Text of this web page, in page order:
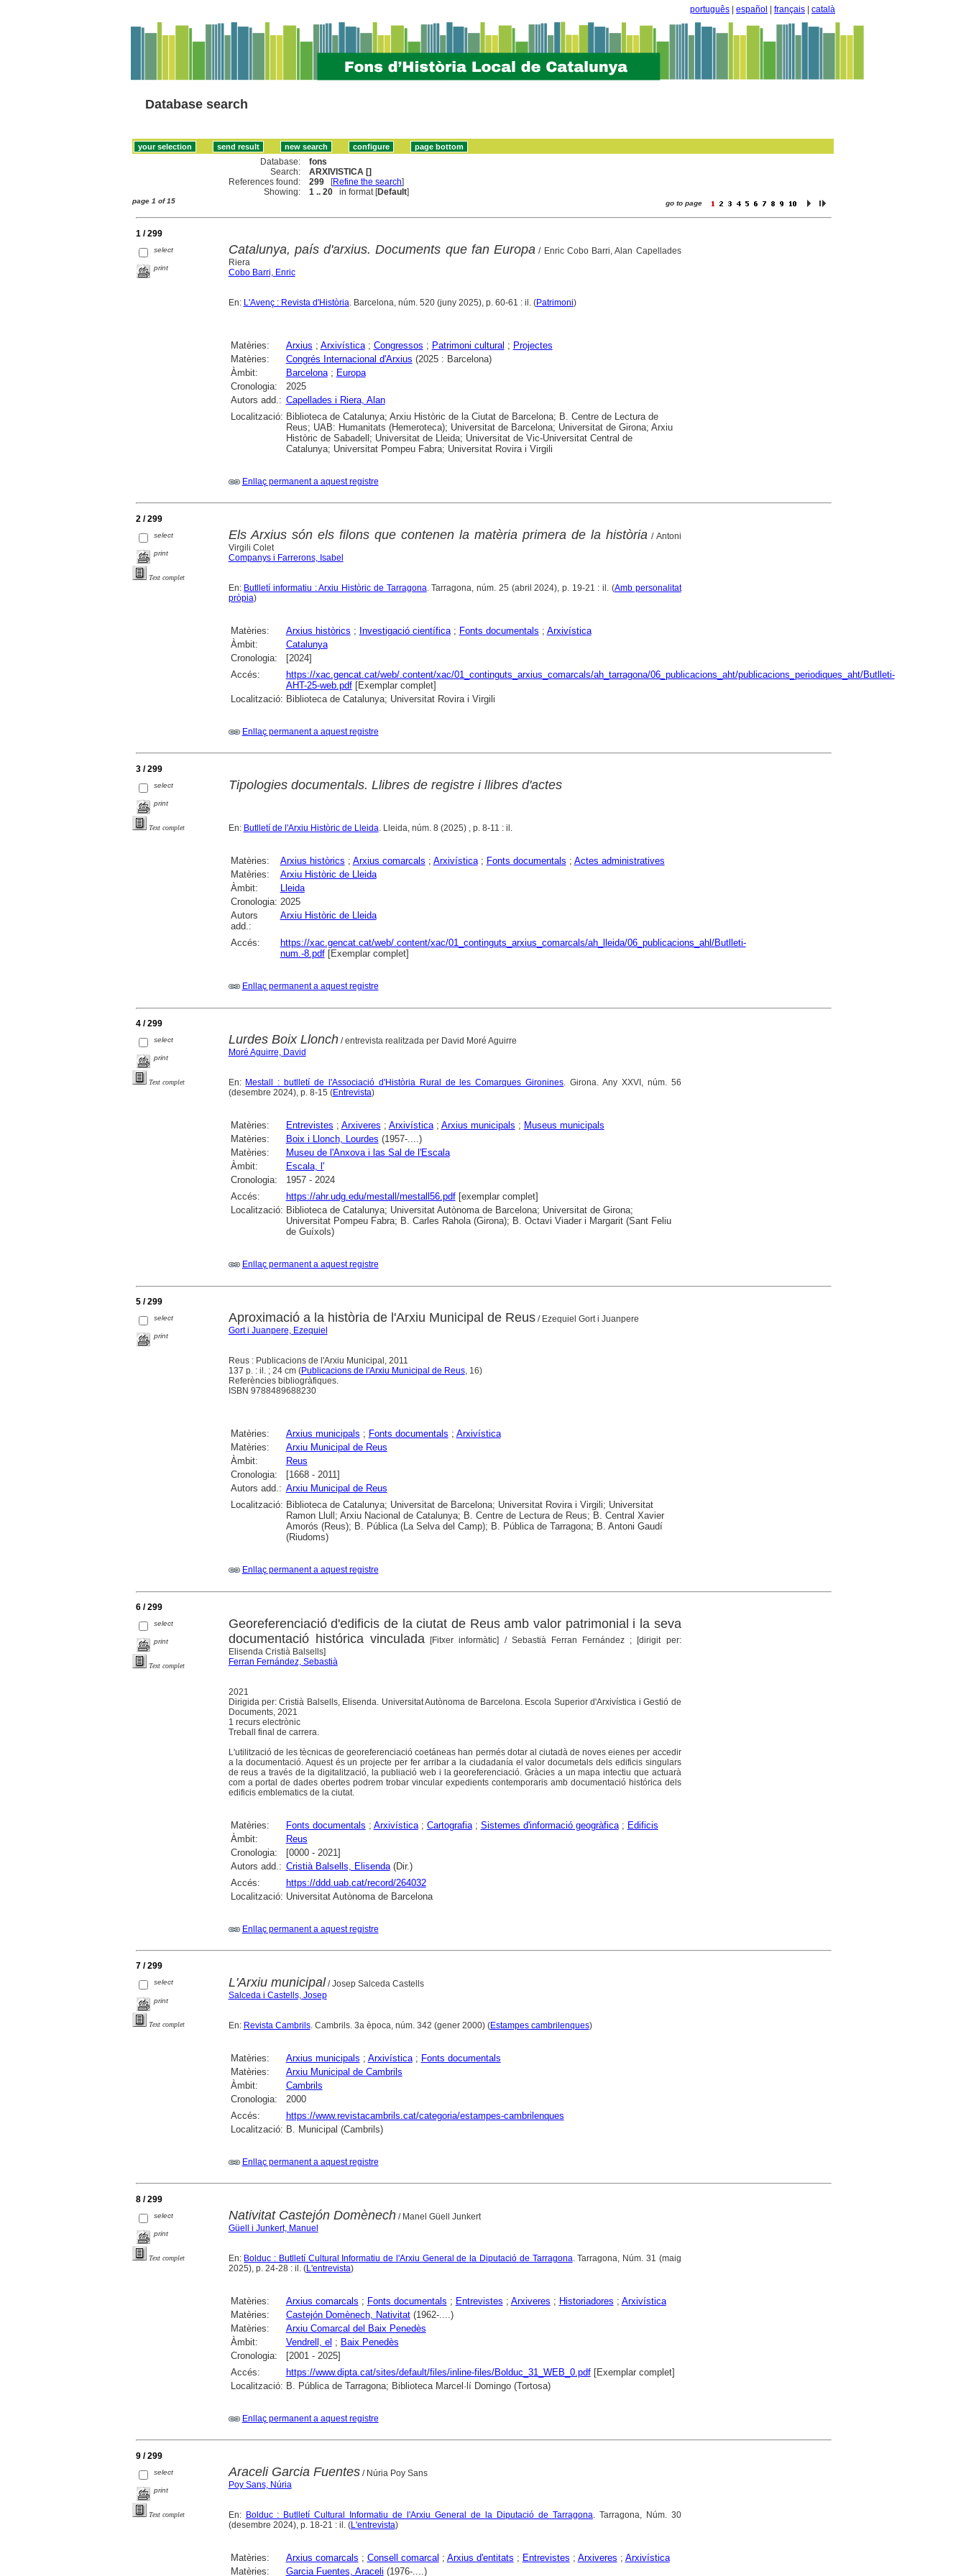
português español français català
Database search
Database:
fons
Search:
ARXIVISTICA []
References found:
299 [Refine the search]
Showing:
1 .. 20 in format [Default]
page 1 of 15 go to page
1 / 299
select
print
Catalunya, país d'arxius. Documents que fan Europa / Enric Cobo Barri, Alan Capellades
Riera
Cobo Barri, Enric
En: L'Avenç : Revista d'Història. Barcelona, núm. 520 (juny 2025), p. 60-61 : il. (Patrimoni)
Matèries: Arxius ; Arxivística; Congressos ; Patrimoni cultural ; Projectes
Matèries:
Congrés Internacional d'Arxius (2025 : Barcelona)
Àmbit:
Barcelona; Europa
Cronologia:
2025
Autors add.: Capellades i Riera, Alan
Localització: Biblioteca de Catalunya; Arxiu Històric de la Ciutat de Barcelona; B. Centre de Lectura de
Reus; UAB: Humanitats (Hemeroteca); Universitat de Barcelona; Universitat de Girona; Arxiu
Històric de Sabadell; Universitat de Lleida; Universitat de Vic-Universitat Central de
Catalunya; Universitat Pompeu Fabra; Universitat Rovira i Virgili
Enllaç permanent a aquest registre
2 / 299
select
print
Text complet
Els Arxius són els filons que contenen la matèria primera de la història/ Antoni
Virgili Colet
Companys i Farrerons, Isabel
En: Butlletí informatiu : Arxiu Històric de Tarragona. Tarragona, núm. 25 (abril 2024), p. 19-21 : il. (Amb personalitat
pròpia)
Matèries: Arxius històrics ; Investigació científica; Fonts documentals ; Arxivística
Àmbit:
Catalunya
Cronologia:
[2024]
Accés:
https://xac.gencat.cat/web/.content/xac/01_continguts_arxius_comarcals/ah_tarragona/06_publicacions_aht/publicacions_periodiques_aht/Butlleti-
AHT-25-web.pdf[Exemplar complet]
Localització: Biblioteca de Catalunya; Universitat Rovira i Virgili
Enllaç permanent a aquest registre
3 / 299
select
print
Text complet
Tipologies documentals. Llibres de registre i llibres d'actes
En: Butlletí de l'Arxiu Històric de Lleida. Lleida, núm. 8 (2025) , p. 8-11 : il.
Matèries: Arxius històrics ; Arxius comarcals ; Arxivística; Fonts documentals ; Actes administratives
Matèries:
Arxiu Històric de Lleida
Àmbit:
Lleida
Cronologia: 2025
Autors
add.:
Arxiu Històric de Lleida
Accés:
https://xac.gencat.cat/web/.content/xac/01_continguts_arxius_comarcals/ah_lleida/06_publicacions_ahl/Butlleti-
num.-8.pdf[Exemplar complet]
Enllaç permanent a aquest registre
4 / 299
select
print
Text complet
Lurdes Boix Llonch/ entrevista realitzada per David Moré Aguirre
Moré Aguirre, David
En: Mestall : butlletí de l'Associació d'Història Rural de les Comarques Gironines. Girona. Any XXVI, núm. 56
(desembre 2024), p. 8-15 (Entrevista)
Matèries: Entrevistes ; Arxiveres ; Arxivística; Arxius municipals ; Museus municipals
Matèries:
Boix i Llonch, Lourdes (1957-....)
Matèries:
Museu de l'Anxova i las Sal de l'Escala
Àmbit:
Escala, l'
Cronologia:
1957 - 2024
Accés:
https://ahr.udg.edu/mestall/mestall56.pdf[exemplar complet]
Localització: Biblioteca de Catalunya; Universitat Autònoma de Barcelona; Universitat de Girona;
Universitat Pompeu Fabra; B. Carles Rahola (Girona); B. Octavi Viader i Margarit (Sant Feliu
de Guíxols)
Enllaç permanent a aquest registre
5 / 299
select
print
Aproximació a la història de l'Arxiu Municipal de Reus/ Ezequiel Gort i Juanpere
Gort i Juanpere, Ezequiel
Reus : Publicacions de l'Arxiu Municipal, 2011
137 p. : il. ; 24 cm (Publicacions de l'Arxiu Municipal de Reus, 16)
Referències bibliogràfiques.
ISBN 9788489688230
Matèries: Arxius municipals ; Fonts documentals ; Arxivística
Matèries:
Arxiu Municipal de Reus
Àmbit:
Reus
Cronologia:
[1668 - 2011]
Autors add.: Arxiu Municipal de Reus
Localització: Biblioteca de Catalunya; Universitat de Barcelona; Universitat Rovira i Virgili; Universitat
Ramon Llull; Arxiu Nacional de Catalunya; B. Centre de Lectura de Reus; B. Central Xavier
Amorós (Reus); B. Pública (La Selva del Camp); B. Pública de Tarragona; B. Antoni Gaudí
(Riudoms)
Enllaç permanent a aquest registre
6 / 299
select
print
Text complet
Georeferenciació d'edificis de la ciutat de Reus amb valor patrimonial i la seva
documentació histórica vinculada [Fitxer informàtic] / Sebastià Ferran Fernández ; [dirigit per:
Elisenda Cristià Balsells]
Ferran Fernández, Sebastià
2021
Dirigida per: Cristià Balsells, Elisenda. Universitat Autònoma de Barcelona. Escola Superior d'Arxivística i Gestió de
Documents, 2021
1 recurs electrònic
Treball final de carrera.
L'utilització de les tècnicas de georeferenciació coetáneas han permés dotar al ciutadà de noves eienes per accedir
a la documentació. Aquest és un projecte per fer arribar a la ciudadanía el valor documetals dels edificis singulars
de reus a través de la digitalització, la publiació web i la georeferenciació. Gràcies a un mapa intectiu que actuarà
com a portal de dades obertes podrem trobar vincular expedients contemporaris amb documentació histórica dels
edificis emblematics de la ciutat.
Matèries: Fonts documentals ; Arxivística; Cartografia; Sistemes d'informació geogràfica; Edificis
Àmbit:
Reus
Cronologia:
[0000 - 2021]
Autors add.: Cristià Balsells, Elisenda(Dir.)
Accés:
https://ddd.uab.cat/record/264032
Localització: Universitat Autònoma de Barcelona
Enllaç permanent a aquest registre
7 / 299
select
print
Text complet
L'Arxiu municipal/ Josep Salceda Castells
Salceda i Castells, Josep
En: Revista Cambrils. Cambrils. 3a època, núm. 342 (gener 2000) (Estampes cambrilenques)
Matèries: Arxius municipals ; Arxivística; Fonts documentals
Matèries:
Arxiu Municipal de Cambrils
Àmbit:
Cambrils
Cronologia:
2000
Accés:
https://www.revistacambrils.cat/categoria/estampes-cambrilenques
Localització: B. Municipal (Cambrils)
Enllaç permanent a aquest registre
8 / 299
select
print
Text complet
Nativitat Castejón Domènech/ Manel Güell Junkert
Güell i Junkert, Manuel
En: Bolduc : Butlletí Cultural Informatiu de l'Arxiu General de la Diputació de Tarragona . Tarragona, Núm. 31 (maig
2025), p. 24-28 : il. (L'entrevista)
Matèries: Arxius comarcals ; Fonts documentals ; Entrevistes ; Arxiveres ; Historiadores ; Arxivística
Matèries:
Castejón Domènech, Nativitat(1962-....)
Matèries:
Arxiu Comarcal del Baix Penedès
Àmbit:
Vendrell, el ; Baix Penedès
Cronologia:
[2001 - 2025]
Accés:
https://www.dipta.cat/sites/default/files/inline-files/Bolduc_31_WEB_0.pdf[Exemplar complet]
Localització: B. Pública de Tarragona; Biblioteca Marcel·lí Domingo (Tortosa)
Enllaç permanent a aquest registre
9 / 299
select
print
Text complet
Araceli Garcia Fuentes/ Núria Poy Sans
Poy Sans, Núria
En: Bolduc : Butlletí Cultural Informatiu de l'Arxiu General de la Diputació de Tarragona. Tarragona, Núm. 30
(desembre 2024), p. 18-21 : il. (L'entrevista)
Matèries: Arxius comarcals ; Consell comarcal ; Arxius d'entitats ; Entrevistes ; Arxiveres ; Arxivística
Matèries:
Garcia Fuentes, Araceli (1976-....)